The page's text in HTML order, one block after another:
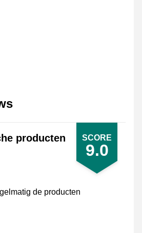
SCORE
9.0
producten
de producten